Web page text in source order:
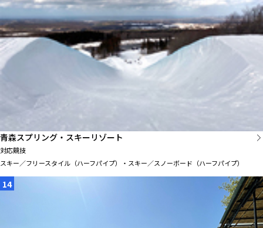
青森スプリング・スキーリゾート
対応競技
スキー／フリースタイル（ハーフパイプ）・スキー／スノーボード（ハーフパイプ）
14